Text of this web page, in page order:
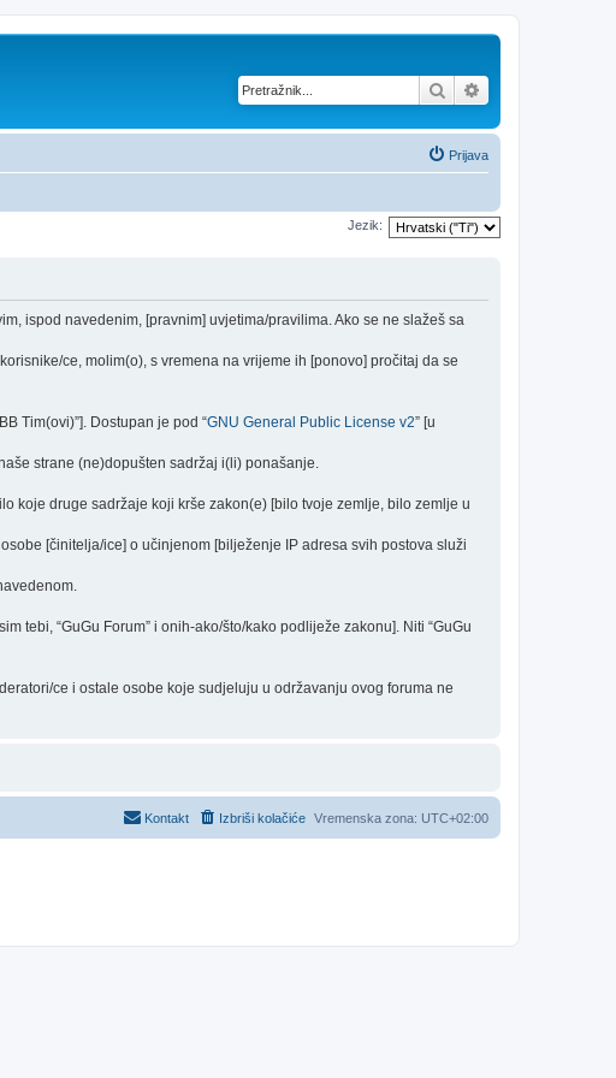
Pretražnik
Prijava
Jezik:
ispod navedenim, [pravnim] uvjetima/pravilima. Ako se ne slažeš sa
ce, molim(o), s vremena na vrijeme ih [ponovo] pročitaj da se
Tim(ovi)”]. Dostupan je pod “GNU General Public License v2” [u
strane (ne)dopušten sadržaj i(li) ponašanje.
koje druge sadržaje koji krše zakon(e) [bilo tvoje zemlje, bilo zemlje u
[činitelja/ice] o učinjenom [bilježenje IP adresa svih postova služi
tebi, “GuGu Forum” i onih-ako/što/kako podliježe zakonu]. Niti “GuGu
ce i ostale osobe koje sudjeluju u održavanju ovog foruma ne
Vremenska zona: UTC+02:00
Izbriši kolačiće
Kontakt